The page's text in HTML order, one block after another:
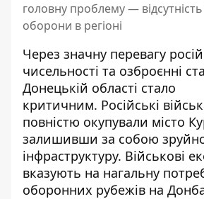
головну проблему — відсутність
оборони в регіоні
Через значну перевагу
чисельності та озброєнні
Донецькій області стало
критичним. Російські
повністю окупували місто
залишивши за собою
інфраструктуру. Військові
вказують на нагальну
оборонних рубежів на